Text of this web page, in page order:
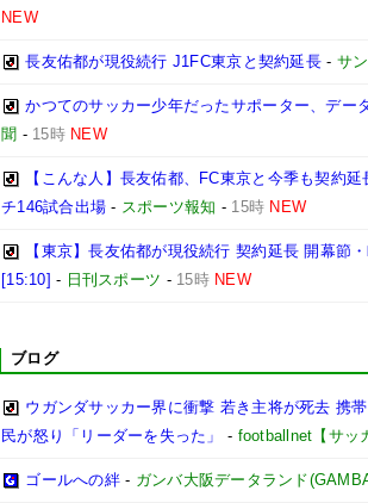
NEW
長友佑都が現役続行 J1FC東京と契約延長- サ
かつてのサッカー少年だったサポーター、デー
聞 - 15時 NEW
【こんな人】長友佑都、FC東京と今季も契約
チ146試合出場 - スポーツ報知 - 15時 NEW
【東京】長友佑都が現役続行 契約延長 開幕節
[15:10] - 日刊スポーツ - 15時 NEW
ブログ
ウガンダサッカー界に衝撃 若き主将が死去 携
民が怒り「リーダーを失った」
- footballnet【サッ
ゴールへの絆- ガンバ大阪データランド